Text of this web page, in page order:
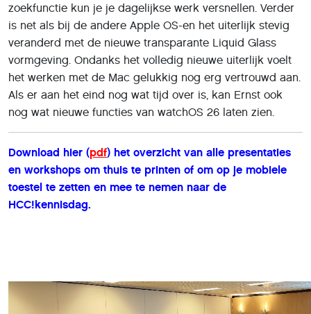
zoekfunctie kun je je dagelijkse werk versnellen. Verder
is net als bij de andere Apple OS-en het uiterlijk stevig
veranderd met de nieuwe transparante Liquid Glass
vormgeving. Ondanks het volledig nieuwe uiterlijk voelt
het werken met de Mac gelukkig nog erg vertrouwd aan.
Als er aan het eind nog wat tijd over is, kan Ernst ook
nog wat nieuwe functies van watchOS 26 laten zien.
Download hier (pdf) het overzicht van alle presentaties
en workshops om thuis te printen of om op je mobiele
toestel te zetten en mee te nemen naar de
HCC!kennisdag.